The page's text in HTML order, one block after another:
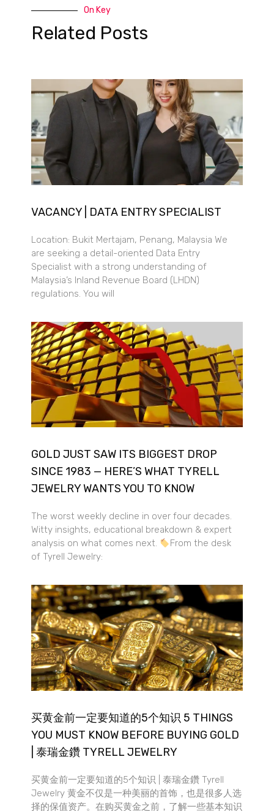
On Key
Related Posts
VACANCY | DATA ENTRY SPECIALIST
Location: Bukit Mertajam, Penang, Malaysia We
are seeking a detail-oriented Data Entry
Specialist with a strong understanding of
Malaysia’s Inland Revenue Board (LHDN)
regulations. You will
GOLD JUST SAW ITS BIGGEST DROP
SINCE 1983 — HERE’S WHAT TYRELL
JEWELRY WANTS YOU TO KNOW
The worst weekly decline in over four decades.
Witty insights, educational breakdown & expert
analysis on what comes next.
From the desk
of Tyrell Jewelry:
买黄金前一定要知道的5个知识 5 THINGS
YOU MUST KNOW BEFORE BUYING GOLD
| 泰瑞金鑽 TYRELL JEWELRY
买黄金前一定要知道的5个知识 | 泰瑞金鑽 Tyrell
Jewelry 黄金不仅是一种美丽的首饰，也是很多人选
择的保值资产。在购买黄金之前，了解一些基本知识